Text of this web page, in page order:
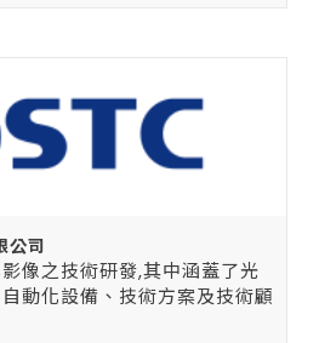
公司
像之技術研發,其中涵蓋了光
動化設備、技術方案及技術顧